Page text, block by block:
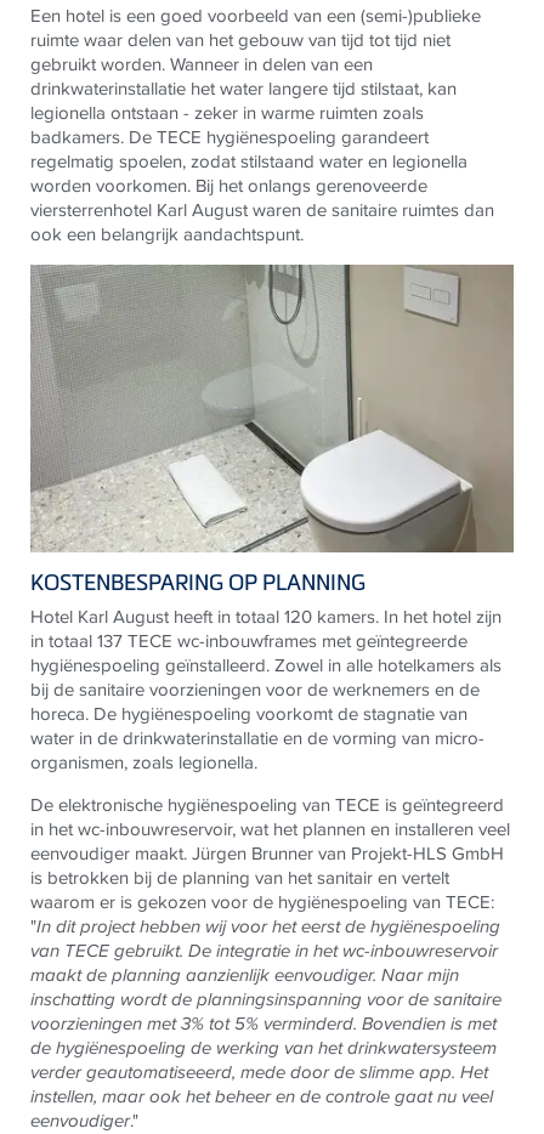
Een hotel is een goed voorbeeld van een (semi-)publieke
ruimte waar delen van het gebouw van tijd tot tijd niet
gebruikt worden. Wanneer in delen van een
drinkwaterinstallatie het water langere tijd stilstaat, kan
legionella ontstaan - zeker in warme ruimten zoals
badkamers. DeTECE hygiënespoeling garandeert
regelmatig spoelen, zodat stilstaand water en legionella
worden voorkomen. Bij het onlangs gerenoveerde
viersterrenhotel Karl August waren de sanitaire ruimtes dan
ook een belangrijk aandachtspunt.
KOSTENBESPARING OP PLANNING
Hotel Karl August heeft in totaal 120 kamers. In het hotel zijn
in totaal 137TECE wc-inbouwframes met geïntegreerde
hygiënespoeling geïnstalleerd. Zowel in alle hotelkamers als
bij de sanitaire voorzieningen voor de werknemers en de
horeca. De hygiënespoeling voorkomt de stagnatie van
water in de drinkwaterinstallatie en de vorming van micro-
organismen, zoals legionella.
De elektronische hygiënespoeling vanTECE is geïntegreerd
in het wc-inbouwreservoir, wat het plannen en installeren veel
eenvoudiger maakt. Jürgen Brunner van Projekt-HLS GmbH
is betrokken bij de planning van het sanitair en vertelt
waarom er is gekozen voor de hygiënespoeling vanTECE:
"In dit project hebben wij voor het eerst de hygiënespoeling
van TECEgebruikt. De integratie in het wc-inbouwreservoir
maakt de planning aanzienlijk eenvoudiger. Naar mijn
inschatting wordt de planningsinspanning voor de sanitaire
voorzieningen met 3% tot 5% verminderd. Bovendien is met
dehygiënespoeling de werking van het drinkwatersysteem
verder geautomatiseeerd, mede door de slimme app. Het
instellen, maar ook het beheer en de controle gaat nu veel
eenvoudiger."